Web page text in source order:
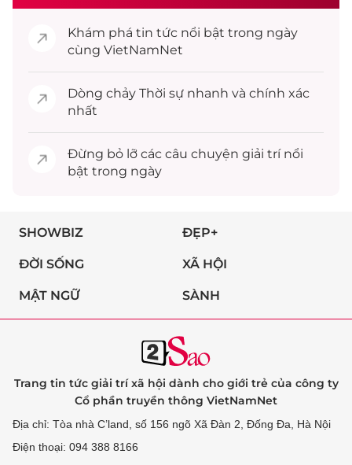
Khám phá tin tức nổi bật trong ngày
cùng VietNamNet
Dòng chảy Thời sự nhanh và chính xác
nhất
Đừng bỏ lỡ các câu chuyện giải trínổi
bật trong ngày
SHOWBIZ ĐẸP+
ĐỜI SỐNG XÃ HỘI
MẬT NGỮ SÀNH
Trang tin tức giải trí xã hội dành cho giới trẻ của công ty
Cổ phần truyền thông VietNamNet
Địa chỉ: Tòa nhà C’land, số 156 ngõ Xã Đàn 2, Đống Đa, Hà Nội
Điện thoại: 094 388 8166